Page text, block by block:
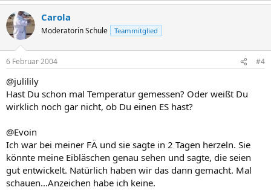
Carola
Moderatorin Schule Teammitglied
6 Februar 2004 #4
@julilily
Hast Du schon mal Temperatur gemessen? Oder weißt Du
wirklich noch gar nicht, ob Du einen ES hast?
@Evoin
Ich war bei meiner FÄ und sie sagte in 2 Tagen herzeln. Sie
könnte meine Eibläschen genau sehen und sagte, die seien
gut entwickelt. Natürlich haben wir das dann gemacht. Mal
schauen...Anzeichen habe ich keine.